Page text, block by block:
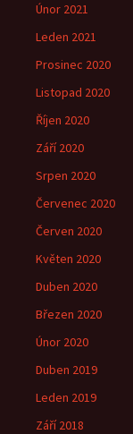
Únor 2021
Leden 2021
Prosinec 2020
Listopad 2020
Říjen 2020
Září 2020
Srpen 2020
Červenec 2020
Červen 2020
Květen 2020
Duben 2020
Březen 2020
Únor 2020
Duben 2019
Leden 2019
Září 2018